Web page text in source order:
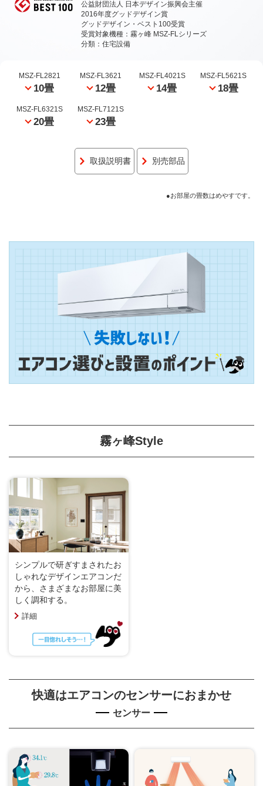
公益財団法人 日本デザイン振興会主催
2016年度グッドデザイン賞
グッドデザイン・ベスト100受賞
受賞対象機種：霧ヶ峰 MSZ-FLシリーズ
分類：住宅設備
MSZ-FL2821
10畳
MSZ-FL3621
12畳
MSZ-FL4021S
14畳
MSZ-FL5621S
18畳
MSZ-FL6321S
20畳
MSZ-FL7121S
23畳
取扱説明書 別売部品
●お部屋の畳数はめやすです。
霧ヶ峰Style
シンプルで研ぎすまされたお
しゃれなデザインエアコンだ
から、さまざまなお部屋に美
しく調和する。
詳細
快適はエアコンのセンサーにおまかせ
センサー